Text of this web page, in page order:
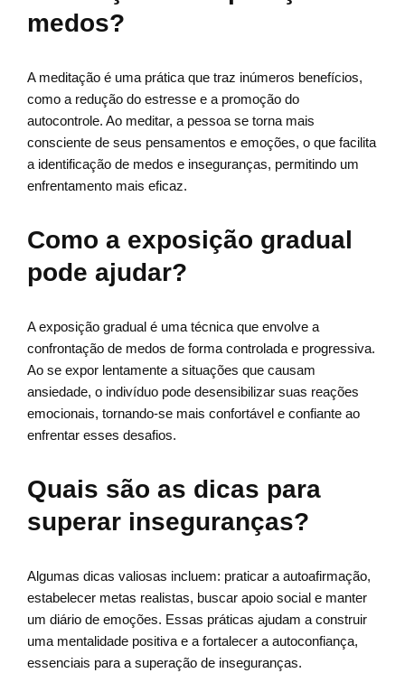
medos?
A meditação é uma prática que traz inúmeros benefícios,
como a redução do estresse e a promoção do
autocontrole. Ao meditar, a pessoa se torna mais
consciente de seus pensamentos e emoções, o que facilita
a identificação de medos e inseguranças, permitindo um
enfrentamento mais eficaz.
Como a exposição gradual
pode ajudar?
A exposição gradual é uma técnica que envolve a
confrontação de medos de forma controlada e progressiva.
Ao se expor lentamente a situações que causam
ansiedade, o indivíduo pode desensibilizar suas reações
emocionais, tornando-se mais confortável e confiante ao
enfrentar esses desafios.
Quais são as dicas para
superar inseguranças?
Algumas dicas valiosas incluem: praticar a autoafirmação,
estabelecer metas realistas, buscar apoio social e manter
um diário de emoções. Essas práticas ajudam a construir
uma mentalidade positiva e a fortalecer a autoconfiança,
essenciais para a superação de inseguranças.